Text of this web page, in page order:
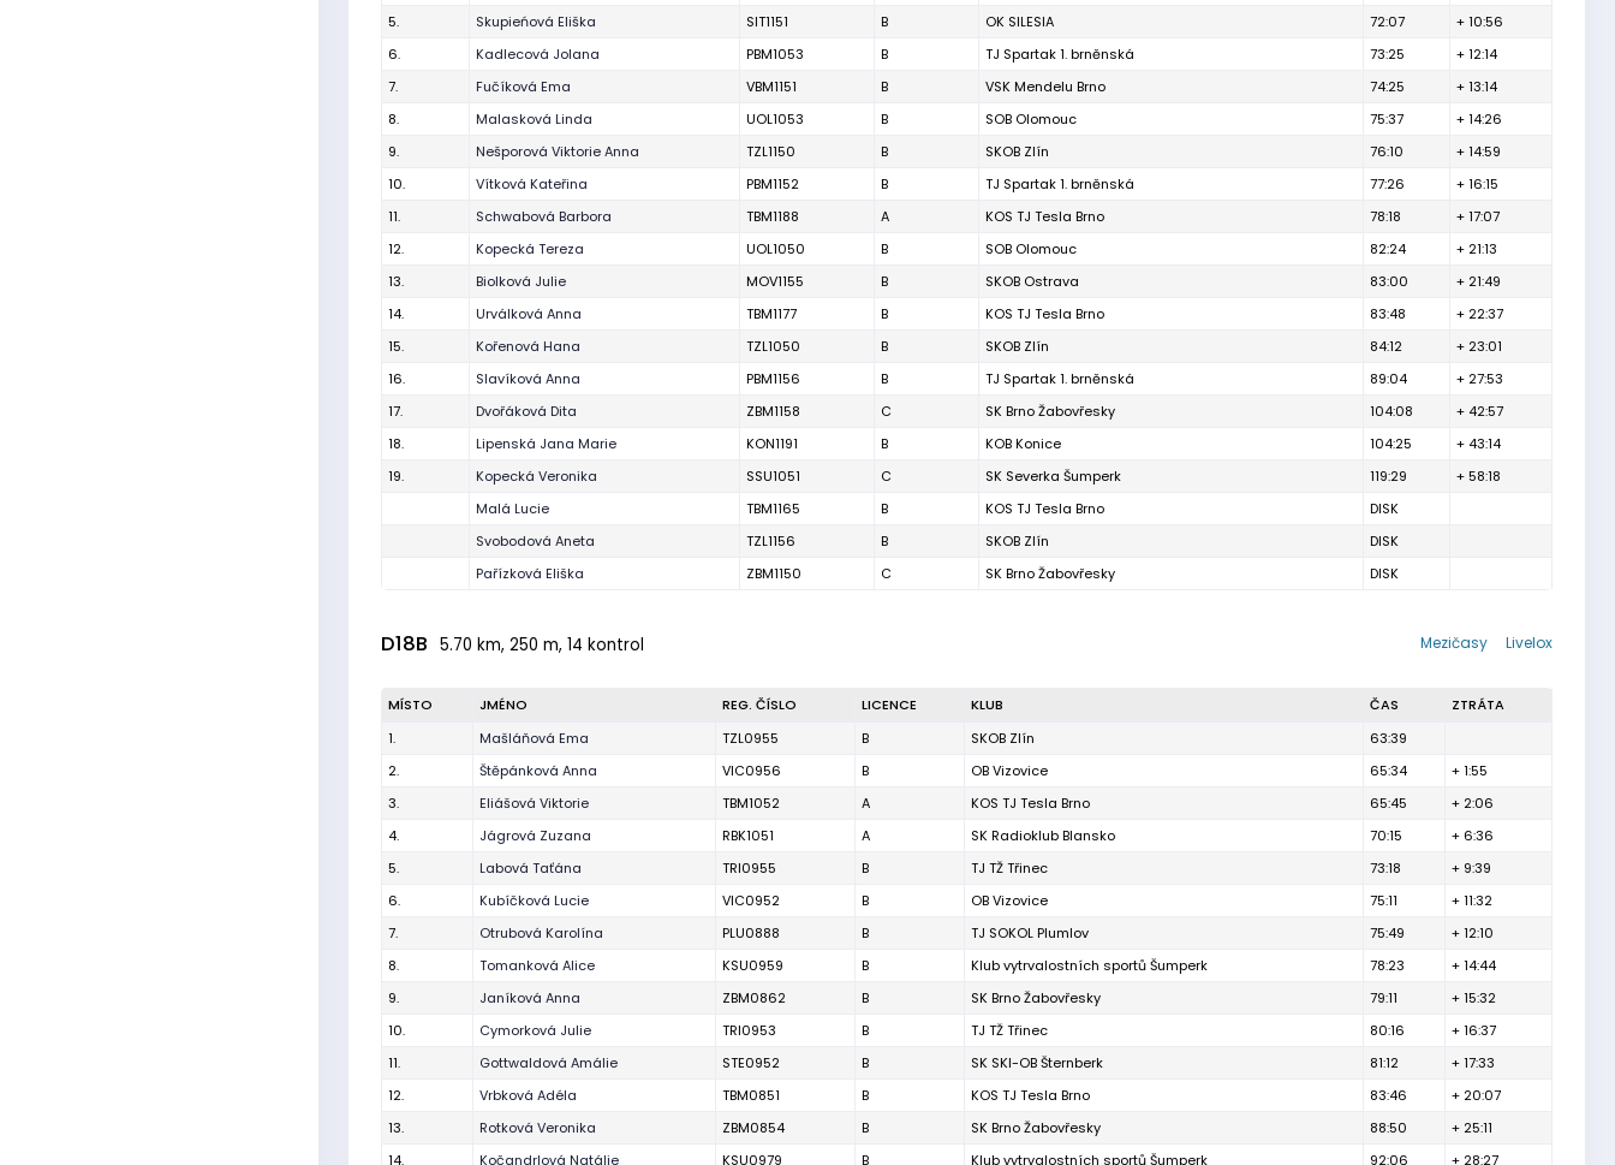
5.
Skupieńová Eliška SIT1151 B OK SILESIA 72:07
+ 10:56
6.
Kadlecová Jolana PBM1053 B TJ Spartak 1. brněnská 73:25
+ 12:14
7.
Fučíková Ema VBM1151 B VSK Mendelu Brno 74:25
+ 13:14
8.
Malasková Linda UOL1053 B SOB Olomouc 75:37
+ 14:26
9.
Nešporová Viktorie Anna TZL1150 B SKOB Zlín 76:10
+ 14:59
10.
Vítková Kateřina PBM1152 B TJ Spartak 1. brněnská 77:26
+ 16:15
11.
Schwabová Barbora TBM1188 A KOS TJ Tesla Brno 78:18
+ 17:07
12.
Kopecká Tereza UOL1050 B SOB Olomouc 82:24
+ 21:13
13.
Biolková Julie MOV1155 B SKOB Ostrava 83:00
+ 21:49
14.
Urválková Anna TBM1177 B KOS TJ Tesla Brno 83:48
+ 22:37
15.
Kořenová Hana TZL1050 B SKOB Zlín 84:12
+ 23:01
16.
Slavíková Anna PBM1156 B TJ Spartak 1. brněnská 89:04
+ 27:53
17.
Dvořáková Dita ZBM1158 C SK Brno Žabovřesky 104:08
+ 42:57
18.
Lipenská Jana Marie KON1191 B KOB Konice 104:25
+ 43:14
19.
Kopecká Veronika SSU1051 C SK Severka Šumperk 119:29
+ 58:18
Malá Lucie
TBM1165 B KOS TJ Tesla Brno
DISK
Svobodová Aneta
TZL1156 B SKOB Zlín
DISK
Pařízková Eliška
ZBM1150 C SK Brno Žabovřesky DISK
D18B 5.70 km, 250 m, 14 kontrol Livelox
Mezičasy
MÍSTO JMÉNO REG. ČÍSLO LICENCE KLUB ČAS
ZTRÁTA
1.
Mašláňová Ema TZL0955 B SKOB Zlín
63:39
2.
Štěpánková Anna VIC0956 B OB Vizovice 65:34
+ 1:55
3.
Eliášová Viktorie TBM1052 A KOS TJ Tesla Brno 65:45
+ 2:06
4.
Jágrová Zuzana RBK1051 A SK Radioklub Blansko 70:15
+ 6:36
5.
Labová Taťána TRI0955 B TJ TŽ Třinec 73:18
+ 9:39
6.
Kubíčková Lucie VIC0952 B OB Vizovice 75:11
+ 11:32
7.
Otrubová Karolína PLU0888 B TJ SOKOL Plumlov 75:49
+ 12:10
8.
Tomanková Alice KSU0959 B Klub vytrvalostních sportů Šumperk 78:23
+ 14:44
9.
Janíková Anna ZBM0862 B SK Brno Žabovřesky 79:11
+ 15:32
10.
Cymorková Julie TRI0953 B TJ TŽ Třinec 80:16
+ 16:37
11.
Gottwaldová Amálie STE0952 B SK SKI-OB Šternberk 81:12
+ 17:33
12.
Vrbková Adéla TBM0851 B KOS TJ Tesla Brno 83:46
+ 20:07
13.
Rotková Veronika ZBM0854 B SK Brno Žabovřesky 88:50
+ 25:11
14.
Kočandrlová Natálie KSU0979 B Klub vytrvalostních sportů Šumperk 92:06 + 28:27